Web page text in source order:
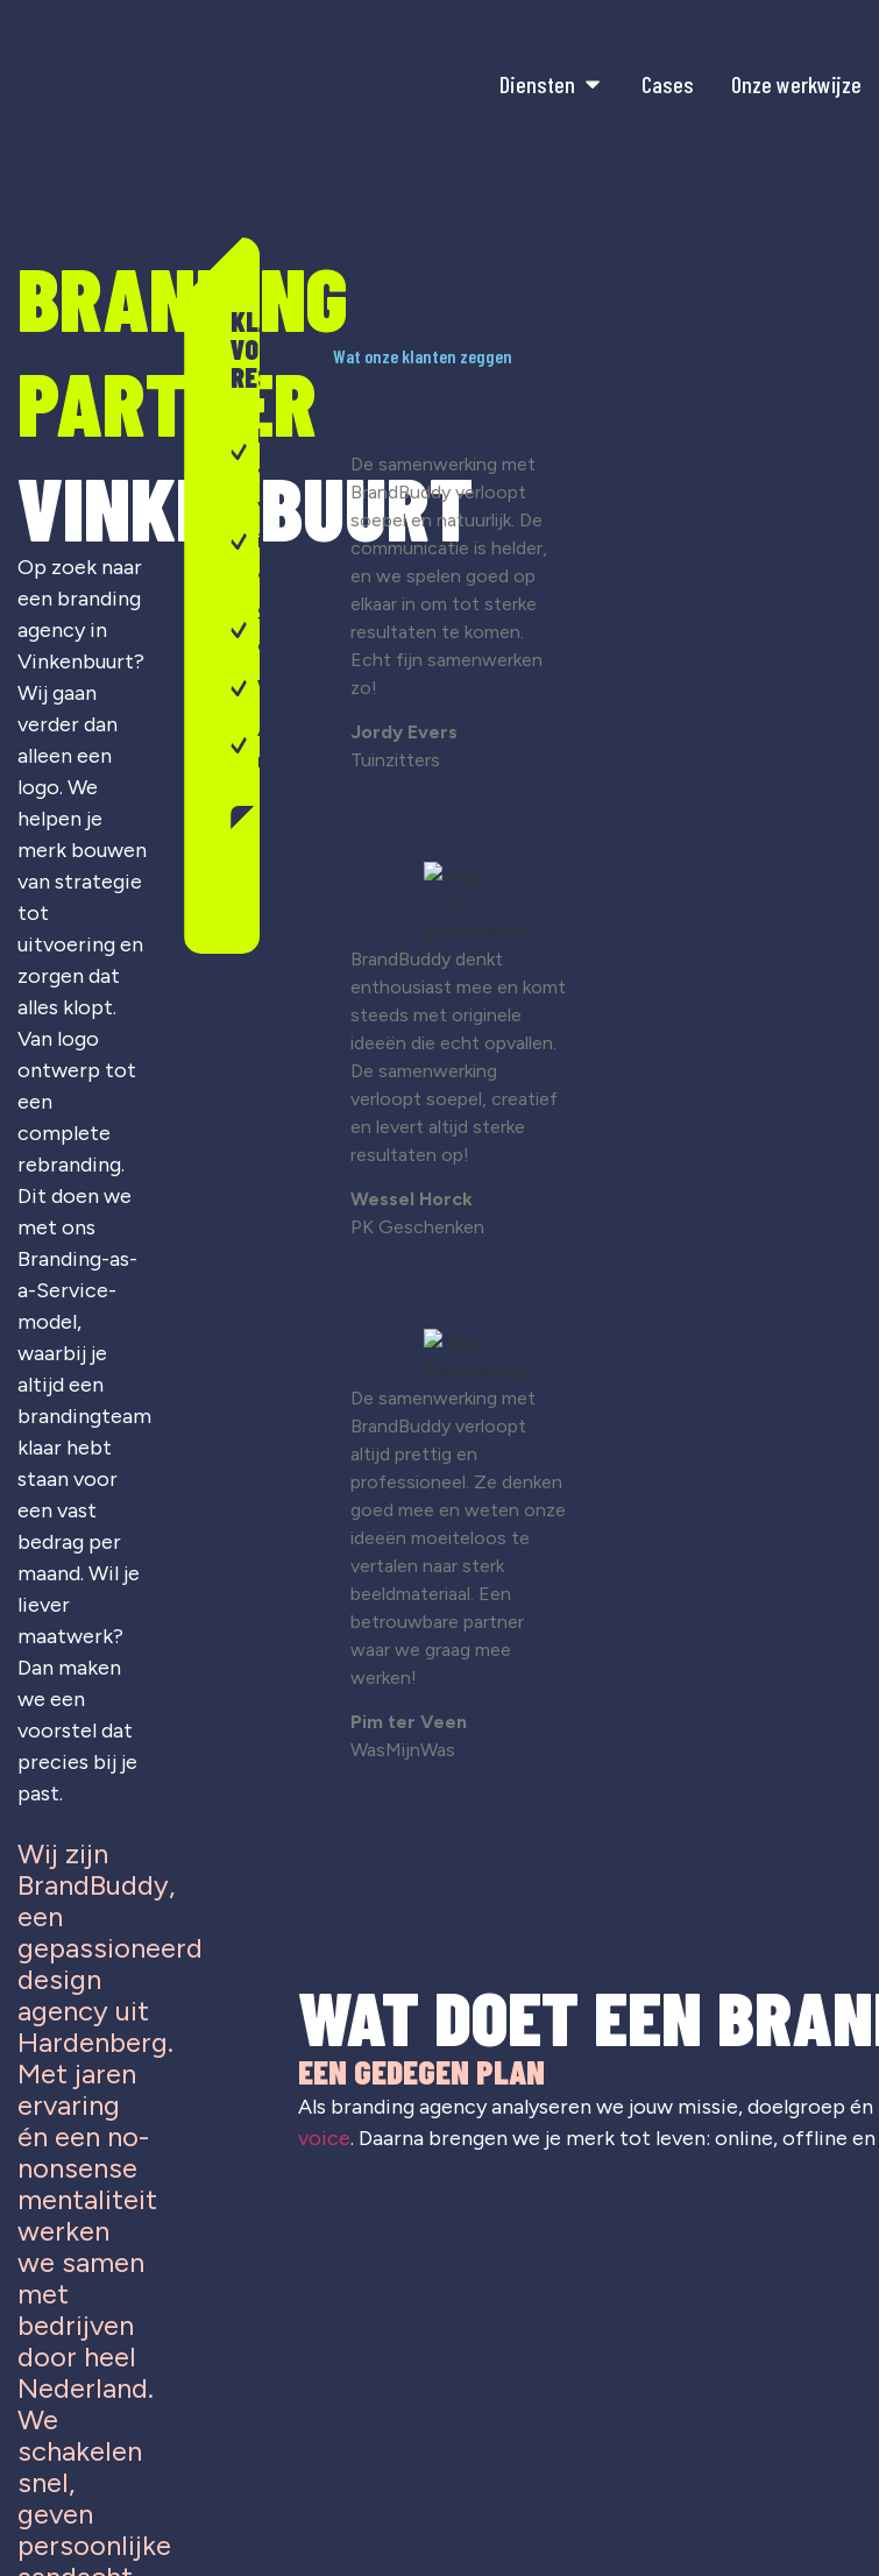
Diensten Cases Onze werkwijze
BRANDING
PARTNER
VINKENBUURT
Op zoek naar
een branding
agency in
Vinkenbuurt?
Wij gaan
verder dan
alleen een
logo. We
helpen je
merk bouwen
van strategie
tot
uitvoering en
zorgen dat
alles klopt.
Van logo
ontwerp tot
een
complete
rebranding.
Dit doen we
met ons
Branding-as-
a-Service-
model,
waarbij je
altijd een
brandingteam
klaar hebt
staan voor
een vast
bedrag per
maand. Wil je
liever
maatwerk?
Dan maken
we een
voorstel dat
precies bij je
past.
Wij zijn
BrandBuddy,
een
gepassioneerd
design
agency uit
Hardenberg.
Met jaren
ervaring
én een no-
nonsense
mentaliteit
werken
we samen
met
bedrijven
door heel
Nederland.
We
schakelen
snel,
geven
persoonlijke
KLAAR
VOOR
RESULTAAT?
Merkontwikkeling
& strategie
Visuele
identiteit
& design
Sterke
campagnes
Webdesign
Altijd
maatwerk
Wat onze klanten zeggen
De samenwerking met
BrandBuddy verloopt
soepel en natuurlijk. De
communicatie is helder,
en we spelen goed op
elkaar in om tot sterke
resultaten te komen.
Echt fijn samenwerken
zo!
Jordy Evers
Tuinzitters
BrandBuddy denkt
enthousiast mee en komt
steeds met originele
ideeën die echt opvallen.
De samenwerking
verloopt soepel, creatief
en levert altijd sterke
resultaten op!
Wessel Horck
PK Geschenken
De samenwerking met
BrandBuddy verloopt
altijd prettig en
professioneel. Ze denken
goed mee en weten onze
ideeën moeiteloos te
vertalen naar sterk
beeldmateriaal. Een
betrouwbare partner
waar we graag mee
werken!
Pim ter Veen
WasMijnWas
WAT DOET EEN
EEN GEDEGEN PLAN
Als branding agency analyseren we jouw missie, doelgroep
voice. Daarna brengen we je merk tot leven: online, offline